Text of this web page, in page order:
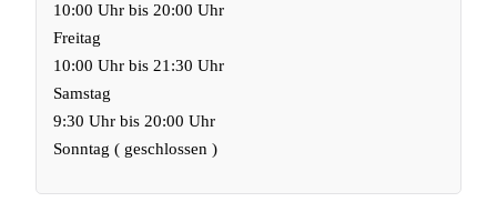
10:00 Uhr bis 20:00 Uhr
Freitag
10:00 Uhr bis 21:30 Uhr
Samstag
9:30 Uhr bis 20:00 Uhr
Sonntag ( geschlossen )